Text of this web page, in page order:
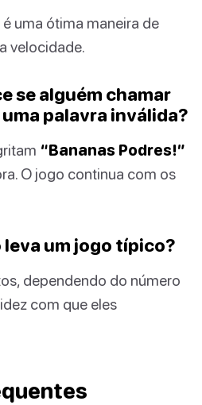
uma ótima maneira de
velocidade.
se alguém chamar
palavra inválida?
“Bananas Podres!”
O jogo continua com os
um jogo típico?
dependendo do número
com que eles